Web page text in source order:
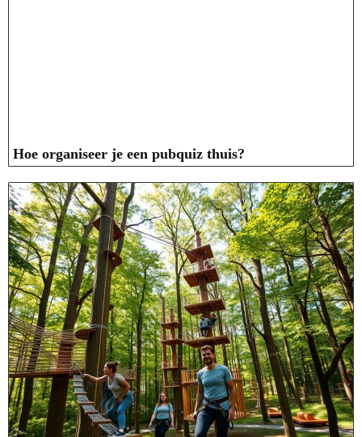
Hoe organiseer je een pubquiz thuis?